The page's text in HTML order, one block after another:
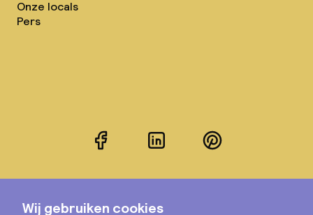
Onze locals
Pers
FacebookLinkedInPinterest
Instagram